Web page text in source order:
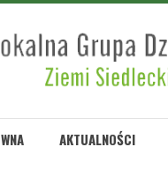
AKTUALNOŚCI